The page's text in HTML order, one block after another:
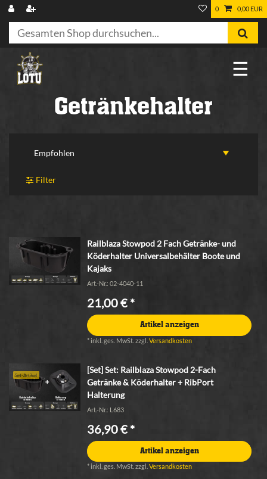
0 0,00 EUR
☰
Getränkehalter
Filter
Railblaza Stowpod 2 Fach Getränke- und
Köderhalter Universalbehälter Boote und
Kajaks
Art.-Nr.: 02-4040-11
21,00 € *
Artikel anzeigen
* inkl. ges. MwSt. zzgl.Versandkosten
Set-Artikel
[Set] Set: Railblaza Stowpod 2-Fach
Getränke & Köderhalter + RibPort
Halterung
Art.-Nr.: L683
36,90 € *
Artikel anzeigen
* inkl. ges. MwSt. zzgl.Versandkosten